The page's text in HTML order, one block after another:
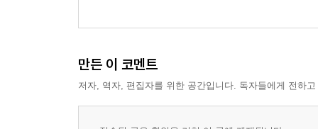
만든 이 코멘트
저자, 역자, 편집자를 위한 공간입니다. 독자들에게 전하